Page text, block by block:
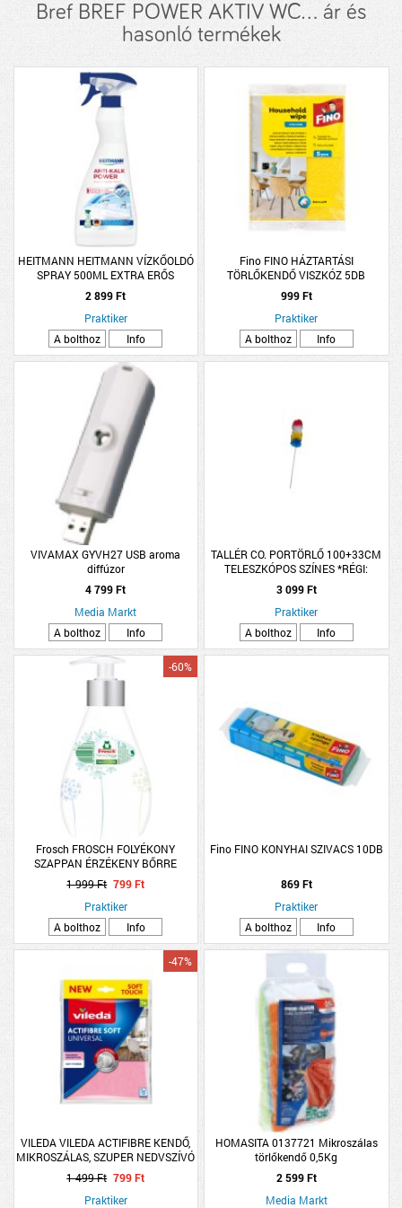
Bref BREF POWER AKTIV WC... ár és
hasonló termékek
HEITMANN HEITMANN VÍZKŐOLDÓ
SPRAY 500ML EXTRA ERŐS
2 899 Ft
Praktiker
A bolthoz
Info
Fino FINO HÁZTARTÁSI
TÖRLŐKENDŐ VISZKÓZ 5DB
999 Ft
Praktiker
A bolthoz
Info
VIVAMAX GYVH27 USB aroma
diffúzor
4 799 Ft
Media Markt
A bolthoz
Info
TALLÉR CO. PORTÖRLŐ 100+33CM
TELESZKÓPOS SZÍNES *RÉGI:
199931*
3 099 Ft
Praktiker
A bolthoz
Info
Frosch FROSCH FOLYÉKONY
SZAPPAN ÉRZÉKENY BŐRRE
PUMPÁS 300ML
-60%
1 999 Ft 799 Ft
Praktiker
A bolthoz
Info
Fino FINO KONYHAI SZIVACS 10DB
869 Ft
Praktiker
A bolthoz
Info
VILEDA VILEDA ACTIFIBRE KENDŐ,
MIKROSZÁLAS, SZUPER NEDVSZÍVÓ
-47%
1 499 Ft 799 Ft
Praktiker
HOMASITA 0137721 Mikroszálas
törlőkendő 0,5Kg
2 599 Ft
Media Markt